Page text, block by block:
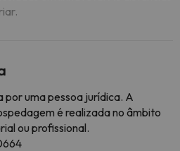
uma pessoa jurídica. A
é realizada no âmbito
ou profissional.